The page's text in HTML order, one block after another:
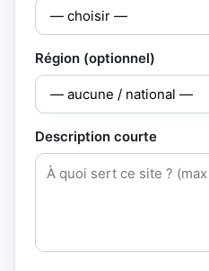
Région (optionnel)
Description courte